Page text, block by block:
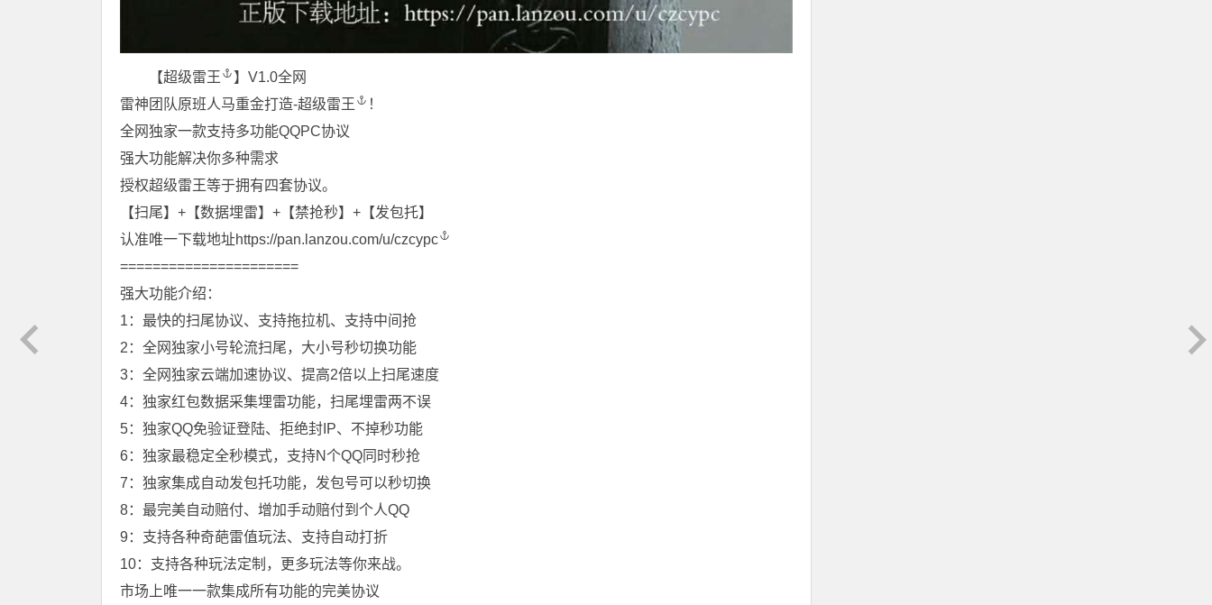
【超级雷王
】V1.0全网
雷神团队原班人马重金打造-超级雷王
！
全网独家一款支持多功能QQPC协议
强大功能解决你多种需求
授权超级雷王等于拥有四套协议。
【扫尾】+【数据埋雷】+【禁抢秒】+【发包托】
认准唯一下载地址https://pan.lanzou.com/u/czcypc
======================
强大功能介绍：
1：最快的扫尾协议、支持拖拉机、支持中间抢
2：全网独家小号轮流扫尾，大小号秒切换功能
3：全网独家云端加速协议、提高2倍以上扫尾速度
4：独家红包数据采集埋雷功能，扫尾埋雷两不误
5：独家QQ免验证登陆、拒绝封IP、不掉秒功能
6：独家最稳定全秒模式，支持N个QQ同时秒抢
7：独家集成自动发包托功能，发包号可以秒切换
8：最完美自动赔付、增加手动赔付到个人QQ
9：支持各种奇葩雷值玩法、支持自动打折
10：支持各种玩法定制，更多玩法等你来战。
市场上唯一一款集成所有功能的完美协议